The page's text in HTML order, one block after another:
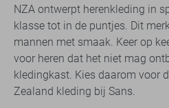
NZA ontwerpt herenkleding in
klasse tot in de puntjes. Dit
mannen met smaak. Keer op
voor heren dat het niet mag
kledingkast. Kies daarom voor
Zealand kleding bij Sans.